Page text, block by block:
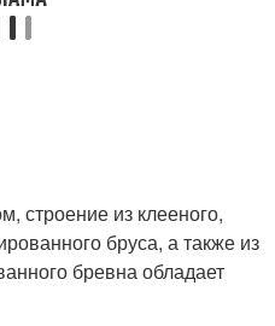
строение из клееного,
бруса, а также из
бревна обладает